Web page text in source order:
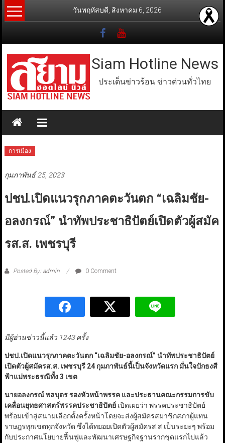
Skip
to
วันพฤหัสบดี, สิงหาคม 6, 2026
Siam Hotline News
ประเด็นข่าวร้อน ข่าวด่วนทั่วไทย
การเมือง
กุมภาพันธ์ 25, 2023
ปชป.เปิดแนวรุกภาคตะวันตก “เฉลิมชัย-
อลงกรณ์” นำทัพประชาธิปัตย์เปิดตัวผู้สมัค
รส.ส. เพชรบุรี
Posted By: admin 0 Comment
มีผู้อ่านข่าวนี้แล้ว 1243 ครั้ง
ปชป.เปิดแนวรุกภาคตะวันตก “เฉลิมชัย-อลงกรณ์” นำทัพประชาธิปัตย์
เปิดตัวผู้สมัครส.ส. เพชรบุรี 24 กุมภาพันธ์นี้เป็นจังหวัดแรก มั่นใจปักธงสี
ฟ้าแม่พระธรณีทั้ง 3 เขต
นายอลงกรณ์ พลบุตร รองหัวหน้าพรรค และประธานคณะกรรมการขับ
เคลื่อนยุทธศาสตร์พรรคประชาธิปัตย์เปิดเผยว่า พรรคประชาธิปัตย์
พร้อมเข้าสู่สนามเลือกตั้งครั้งหน้าโดยจะส่งผู้สมัครสมาชิกสภาผู้แทน
ราษฎรทุกเขตทุกจังหวัด ซึ่งได้ทยอยเปิดตัวผู้สมัครส.ส.เป็นระยะๆ พร้อม
กับประกาศนโยบายฟื้นฟูและพัฒนาเศรษฐกิจฐานรากชุดแรกไปแล้ว